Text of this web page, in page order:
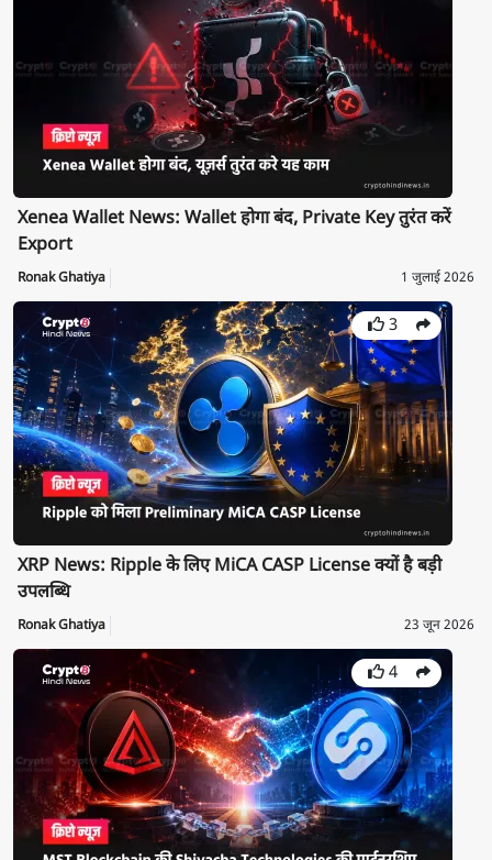
Xenea Wallet News: Wallet होगा बंद, Private Key तुरंत करें
Export
Ronak Ghatiya 1 जुलाई 2026
3
XRP News: Ripple के लिए MiCA CASP License क्यों है बड़ी
उपलब्धि
Ronak Ghatiya 23 जून 2026
4